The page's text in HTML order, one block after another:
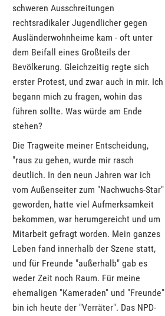
schweren Ausschreitungen
rechtsradikaler Jugendlicher gegen
Ausländerwohnheime kam - oft unter
dem Beifall eines Großteils der
Bevölkerung. Gleichzeitig regte sich
erster Protest, und zwar auch in mir. Ich
begann mich zu fragen, wohin das
führen sollte. Was würde am Ende
stehen?
Die Tragweite meiner Entscheidung,
"raus zu gehen, wurde mir rasch
deutlich. In den neun Jahren war ich
vom Außenseiter zum "Nachwuchs-Star"
geworden, hatte viel Aufmerksamkeit
bekommen, war herumgereicht und um
Mitarbeit gefragt worden. Mein ganzes
Leben fand innerhalb der Szene statt,
und für Freunde "außerhalb" gab es
weder Zeit noch Raum. Für meine
ehemaligen "Kameraden" und "Freunde"
bin ich heute der "Verräter". Das NPD-